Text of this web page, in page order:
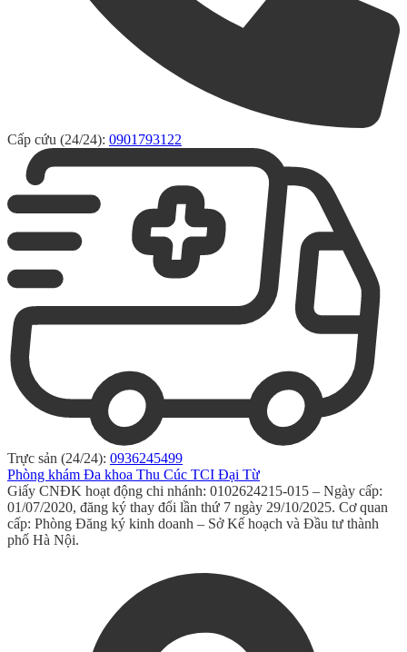
Cấp cứu (24/24): 0901793122
Trực sản (24/24): 0936245499
Phòng khám Đa khoa Thu Cúc TCI Đại Từ
Giấy CNĐK hoạt động chi nhánh: 0102624215-015 – Ngày cấp:
01/07/2020, đăng ký thay đổi lần thứ 7 ngày 29/10/2025. Cơ quan
cấp: Phòng Đăng ký kinh doanh – Sở Kế hoạch và Đầu tư thành
phố Hà Nội.